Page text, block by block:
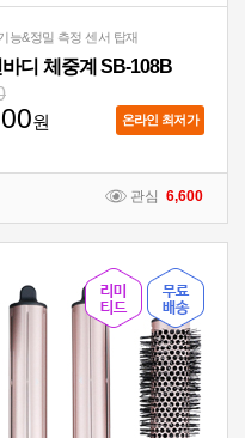
관심 6,600
능&정밀 측정 센서 탑재
디 체중계 SB-108B
원 온라인 최저가